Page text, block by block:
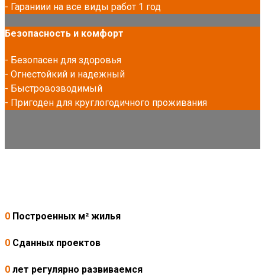
- Гараниии на все виды работ 1 год
Безопасность и комфорт
- Безопасен для здоровья
- Огнестойкий и надежный
- Быстровозводимый
- Пригоден для круглогодичного проживания
0 Построенных м² жилья
0 Сданных проектов
0 лет регулярно развиваемся